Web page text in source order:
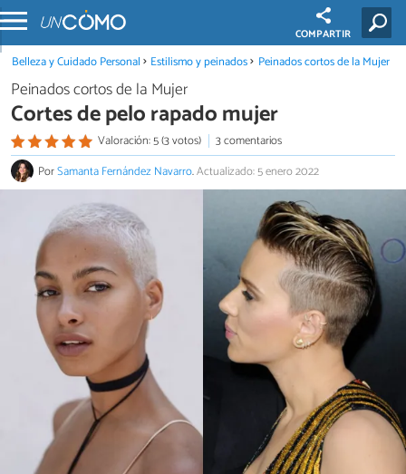
COMPARTIR
Belleza y Cuidado Personal Estilismo y peinados Peinados cortos de la Mujer
Peinados cortos de la Mujer
Cortes de pelo rapado mujer
Valoración: 5 (3 votos)
3 comentarios
PorSamanta Fernández Navarro.Actualizado: 5 enero 2022